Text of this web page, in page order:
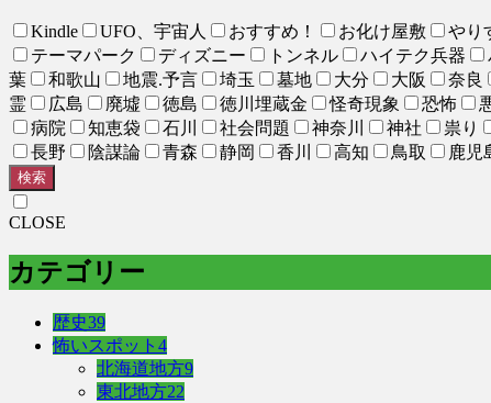
Kindle UFO、宇宙人 おすすめ！ お化け屋敷 やり
テーマパーク
ディズニー トンネル ハイテク兵器
葉
和歌山 地震.予言 埼玉 墓地 大分 大阪 奈良
霊
広島 廃墟 徳島 徳川埋蔵金 怪奇現象 恐怖
病院
知恵袋 石川 社会問題 神奈川 神社 祟り
長野
陰謀論 青森 静岡 香川 高知 鳥取 鹿児
検索
CLOSE
カテゴリー
歴史39
怖いスポット 4
北海道地方9
東北地方22